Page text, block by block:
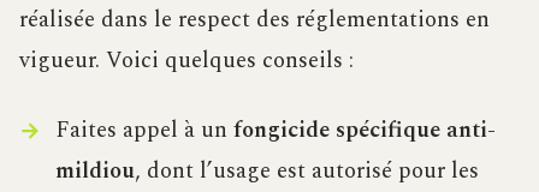
réalisée dans le respect des réglementations en
vigueur. Voici quelques conseils :
Faites appel à un fongicide spécifique anti-
mildiou, dont l’usage est autorisé pour les